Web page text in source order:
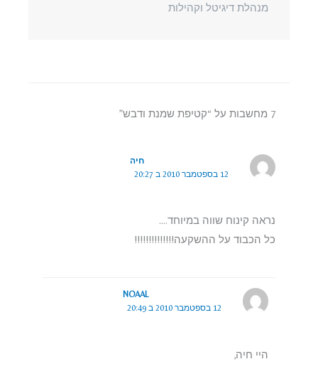
מנהלת דיגיטל וקהילות
7 מחשבות על “קטיפת שמנת ודבש”
חיה
12 בספטמבר 2010 ב 20:27
נראה קינוח שווה במיוחד….
כל הכבוד על ההשקעה!!!!!!!!!!!!!!
NOAAL
12 בספטמבר 2010 ב 20:49
היי חיה,